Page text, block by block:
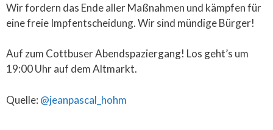
Wir fordern das Ende aller Maßnahmen und kämpfen für
eine freie Impfentscheidung. Wir sind mündige Bürger!
Auf zum Cottbuser Abendspaziergang! Los geht’s um
19:00 Uhr auf dem Altmarkt.
Quelle: @jeanpascal_hohm